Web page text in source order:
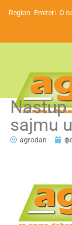
Region Emiteri O
sajmu
agrodan